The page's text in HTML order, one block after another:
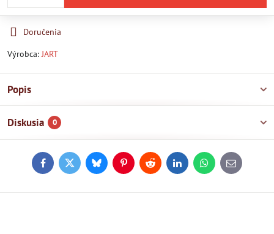
Doručenia
Výrobca:JART
Popis
Diskusia 0
FacebookTwitterBlueskyPinterestReddit LinkedInWhatsApp
E-
mail